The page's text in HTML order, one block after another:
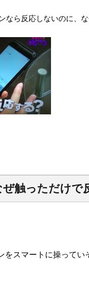
なら反応しないのに、
触っただけで
スマートに操ってい